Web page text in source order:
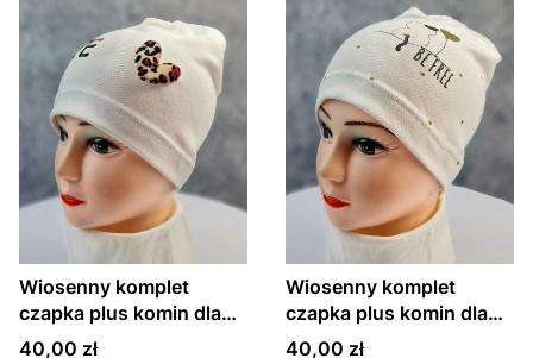
Wiosenny komplet
czapka plus komin dla
dziewczynki Love ecru
Cena
40,00 zł
Wiosenny komplet
czapka plus komin dla
dziewczynki be free ecru
Cena
40,00 zł